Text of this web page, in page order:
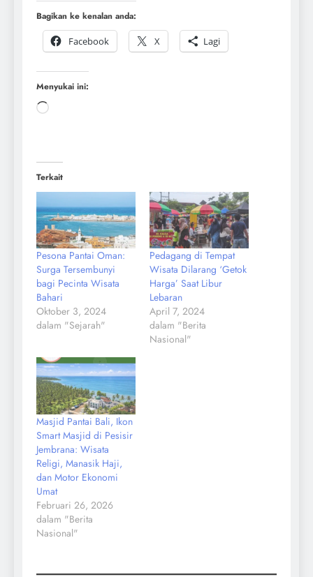
Bagikan ke kenalan anda:
Facebook
X Lagi
Menyukai ini:
Terkait
Pesona Pantai Oman:
Surga Tersembunyi
bagi Pecinta Wisata
Bahari
Oktober 3, 2024
dalam "Sejarah"
Pedagang di Tempat
Wisata Dilarang ‘Getok
Harga’ Saat Libur
Lebaran
April 7, 2024
dalam "Berita
Nasional"
Masjid Pantai Bali, Ikon
Smart Masjid di Pesisir
Jembrana: Wisata
Religi, Manasik Haji,
dan Motor Ekonomi
Umat
Februari 26, 2026
dalam "Berita
Nasional"